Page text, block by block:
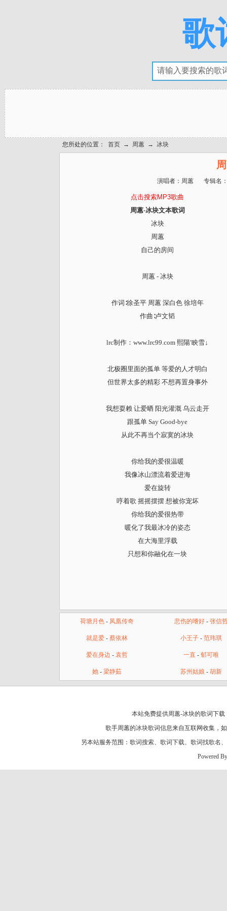
歌
您所处的位置： 首页 → 周蕙 → 冰块
演唱者： 周蕙 专辑名
点击搜索MP3歌曲
周蕙-冰块文本歌词
冰块
周蕙
自己的房间
周蕙 - 冰块
作词∶徐圣平 周蕙 深白色 徐培年
作曲∶卢文韬
lrc制作：www.lrc99.com 熙陽′眏雪↓
北极圈里面的孤单 等爱的人才明白
但世界太多的精彩 不想再置身事外
我想耍赖 让爱晒 阳光灌溉 乌云走开
跟孤单 Say Good-bye
从此不再当个寂寞的冰块
你给我的爱很温暖
我像冰山漂流着爱进海
爱在旋转
哼着歌 摇摇摆摆 想被你宠坏
你给我的爱很热带
暖化了我最冰冷的姿态
在大海里浮载
只想和你融化在一块
荷塘月色- 凤凰传奇 悲伤的嗜好- 张信
就是爱- 蔡依林 小王子- 范玮琪
爱在身边 - 袁哲 一直- 郁可唯
她- 梁静茹 苏州姑娘 - 胡新
本站免费提供周蕙-冰块的歌词下
歌手周蕙的冰块歌词信息来自互联网收集，
另本站服务范围： 歌词搜索、 歌词下载、 歌词找歌名 、
Powered